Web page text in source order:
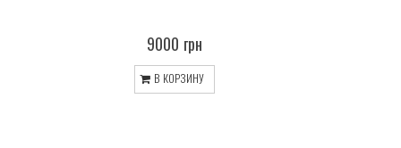
9000 грн
В КОРЗИНУ